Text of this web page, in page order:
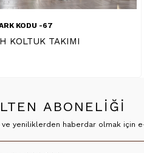
KODU -65
KOLTUK TAKIMI 1
ABONELİĞİ
ve yeniliklerden haberdar olmak için